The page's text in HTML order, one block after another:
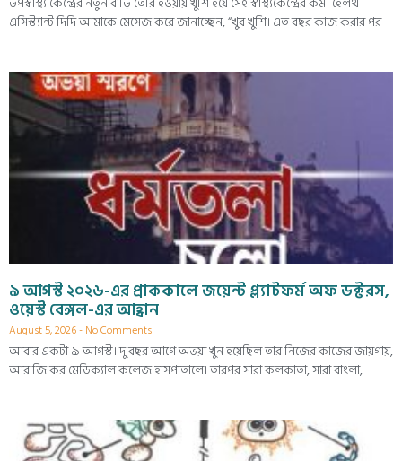
এসিস্ট্যান্ট দিদি আমাকে মেসেজ করে জানাচ্ছেন, “খুব খুশি। এত বছর কাজ করার পর
৯ আগস্ট ২০২৬-এর প্রাককালে জয়েন্ট প্ল্যাটফর্ম অফ ডক্টরস,
ওয়েস্ট বেঙ্গল-এর আহ্বান
August 5, 2026 No Comments
আবার একটা ৯ আগস্ট। দু বছর আগে অভয়া খুন হয়েছিল তার নিজের কাজের জায়গায়,
আর জি কর মেডিক্যাল কলেজ হাসপাতালে। তারপর সারা কলকাতা, সারা বাংলা,